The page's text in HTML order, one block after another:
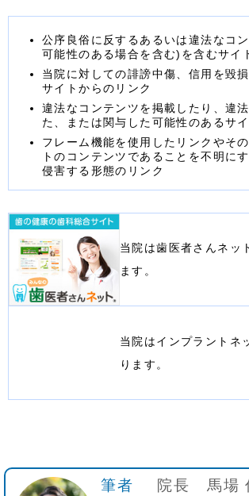
公序良俗に反するあるいは違法なコ
可能性のある場合を含む)を含むサイ
当院に対しての誹謗中傷、信用を毀
サイトからのリンク
違法なコンテンツを掲載したり、違
た、または関与した可能性のあるサ
フレーム機能を使用したリンクやそ
トのコンテンツであることを不明に
侵害する形態のリンク
当院は歯医者さんネッ
ます。
当院はインプラントネ
ります。
筆者 院長 馬場